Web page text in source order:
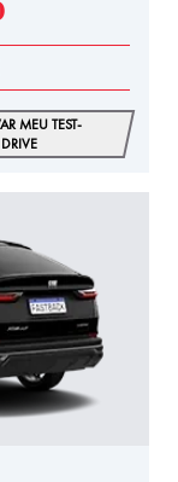
MEU TEST-
DRIVE